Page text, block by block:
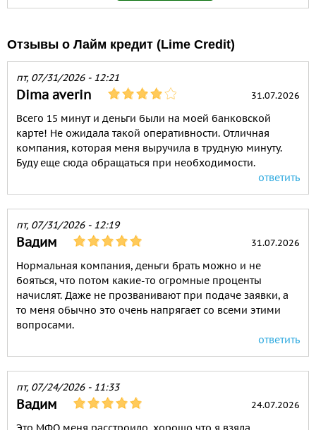
Отзывы о Лайм кредит (Lime Credit)
пт, 07/31/2026 - 12:21
Dima averin 31.07.2026
Всего 15 минут и деньги были на моей банковской
карте! Не ожидала такой оперативности. Отличная
компания, которая меня выручила в трудную минуту.
Буду еще сюда обращаться при необходимости.
ответить
пт, 07/31/2026 - 12:19
Вадим 31.07.2026
Нормальная компания, деньги брать можно и не
бояться, что потом какие-то огромные проценты
начислят. Даже не прозванивают при подаче заявки, а
то меня обычно это очень напрягает со всеми этими
вопросами.
ответить
пт, 07/24/2026 - 11:33
Вадим 24.07.2026